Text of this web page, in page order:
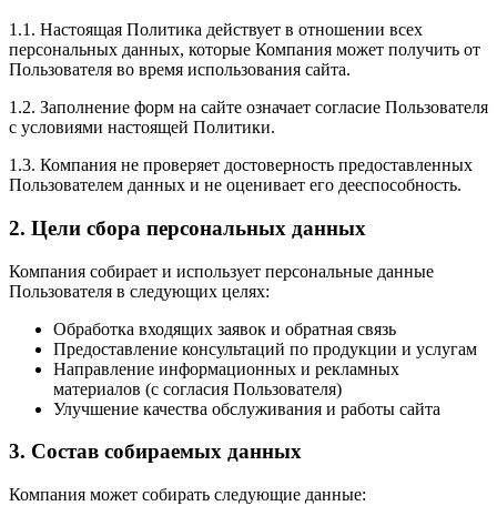
1.1. Настоящая Политика действует в отношении всех
персональных данных, которые Компания может получить от
Пользователя во время использования сайта.
1.2. Заполнение форм на сайте означает согласие Пользователя
с условиями настоящей Политики.
1.3. Компания не проверяет достоверность предоставленных
Пользователем данных и не оценивает его дееспособность.
2. Цели сбора персональных данных
Компания собирает и использует персональные данные
Пользователя в следующих целях:
Обработка входящих заявок и обратная связь
Предоставление консультаций по продукции и услугам
Направление информационных и рекламных
материалов (с согласия Пользователя)
Улучшение качества обслуживания и работы сайта
3. Состав собираемых данных
Компания может собирать следующие данные: